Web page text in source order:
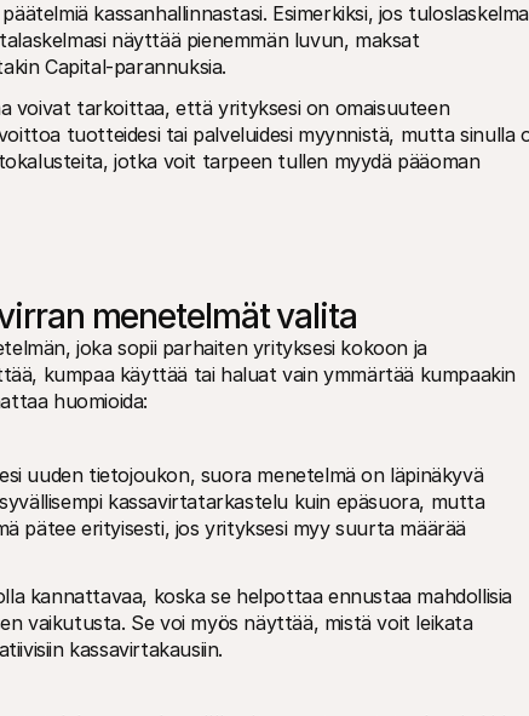
kassanhallinnastasi. Esimerkiksi, jos
näyttää pienemmän luvun, maksat
Capital-parannuksia.
voivat tarkoittaa, että yrityksesi on omaisuuteen
tuotteidesi tai palveluidesi myynnistä, mutta sinulla
jotka voit tarpeen tullen myydä pääoman
menetelmät valita
joka sopii parhaiten yrityksesi kokoon ja
kumpaa käyttää tai haluat vain ymmärtää kumpaakin
huomioida:
uuden tietojoukon, suora menetelmä on läpinäkyvä
kassavirtatarkastelu kuin epäsuora, mutta
pätee erityisesti, jos yrityksesi myy suurta määrää
kannattavaa, koska se helpottaa ennustaa mahdollisia
vaikutusta. Se voi myös näyttää, mistä voit leikata
kassavirtakausiin.